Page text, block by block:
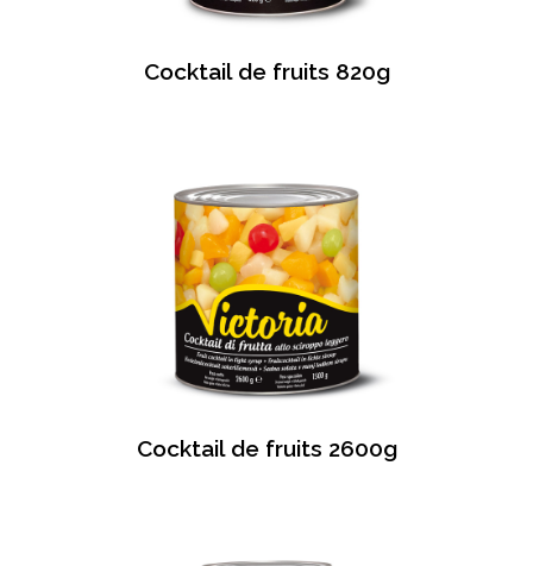
Cocktail de fruits 820g
Cocktail de fruits 2600g